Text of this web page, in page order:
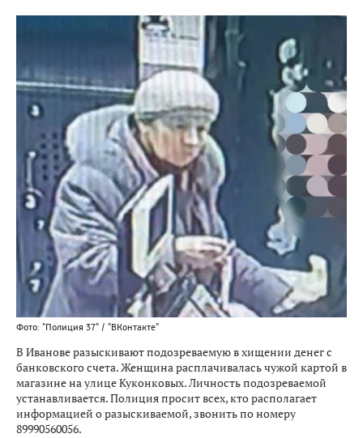
Фото: "Полиция 37" / "ВКонтакте"
В Иванове разыскивают подозреваемую в хищении денег с
банковского счета. Женщина расплачивалась чужой картой в
магазине на улице Куконковых. Личность подозреваемой
устанавливается. Полиция просит всех, кто располагает
информацией о разыскиваемой, звонить по номеру
89990560056.